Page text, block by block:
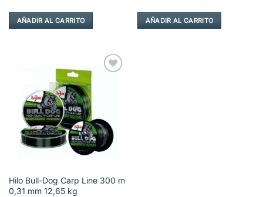
AÑADIR AL CARRITO AÑADIR AL CARRITO
Hilo Bull-Dog Carp Line 300 m
0,31 mm 12,65 kg